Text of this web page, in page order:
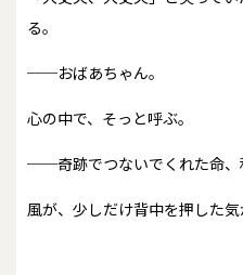
る。
──おばあちゃん。
心の中で、そっと呼ぶ。
──奇跡でつないでくれた命、
風が、少しだけ背中を押した気